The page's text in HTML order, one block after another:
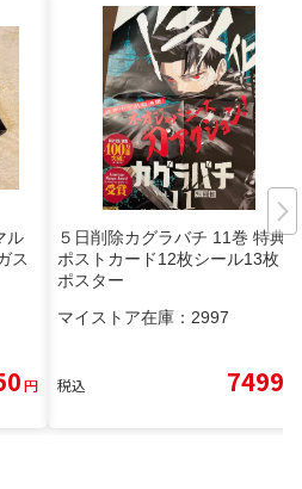
ル
ス
円
５日削除カグラバチ 11巻 特典
ポストカード12枚シール13枚
ポスター
マイストア在庫： 2997
税込 7499